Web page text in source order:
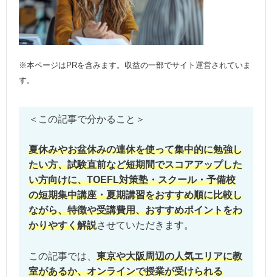
※本ページはPRを含みます。収益の一部でサイト運営されていま
す。
＜この記事で分かること＞
夏休みやお盆休みの連休を使って集中的に勉強し
たい方、試験直前など短期間でスコアアップした
い方向けに、TOEFL対策塾・スクール・予備校
の短期集中講座・夏期講習をおすすめ順に比較し
ながら、特徴や受講費用、おすすめポイントをわ
かりやすく解説させていただきます。
この記事では、 東京や大阪周辺の人気エリアに教
室があるか、オンラインで授業が受けられる